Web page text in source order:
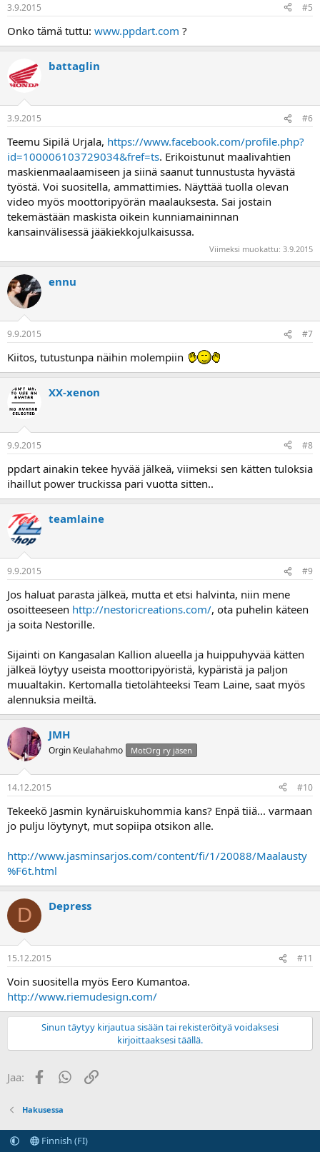
3.9.2015 #5
Onko tämä tuttu: www.ppdart.com ?
battaglin
3.9.2015 #6
Teemu Sipilä Urjala, https://www.facebook.com/profile.php?
id=100006103729034&fref=ts. Erikoistunut maalivahtien
maskienmaalaamiseen ja siinä saanut tunnustusta hyvästä
työstä. Voi suositella, ammattimies. Näyttää tuolla olevan
video myös moottoripyörän maalauksesta. Sai jostain
tekemästään maskista oikein kunniamaininnan
kansainvälisessä jääkiekkojulkaisussa.
Viimeksi muokattu: 3.9.2015
ennu
9.9.2015 #7
Kiitos, tutustunpa näihin molempiin
XX-xenon
9.9.2015 #8
ppdart ainakin tekee hyvää jälkeä, viimeksi sen kätten tuloksia
ihaillut power truckissa pari vuotta sitten..
teamlaine
9.9.2015 #9
Jos haluat parasta jälkeä, mutta et etsi halvinta, niin mene
osoitteeseen http://nestoricreations.com/, ota puhelin käteen
ja soita Nestorille.
Sijainti on Kangasalan Kallion alueella ja huippuhyvää kätten
jälkeä löytyy useista moottoripyöristä, kypäristä ja paljon
muualtakin. Kertomalla tietolähteeksi Team Laine, saat myös
alennuksia meiltä.
JMH
Orgin Keulahahmo MotOrg ry jäsen
14.12.2015 #10
Tekeekö Jasmin kynäruiskuhommia kans? Enpä tiiä... varmaan
jo pulju löytynyt, mut sopiipa otsikon alle.
http://www.jasminsarjos.com/content/fi/1/20088/Maalausty
%F6t.html
D Depress
15.12.2015 #11
Voin suositella myös Eero Kumantoa.
http://www.riemudesign.com/
Sinun täytyy kirjautua sisään tai rekisteröityä voidaksesi
kirjoittaaksesi täällä.
Jaa: FacebookWhatsApp
Linkki
Hakusessa
Finnish (FI)